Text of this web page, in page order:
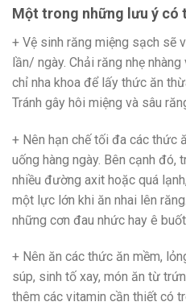
Một trong những lưu ý có
+ Vệ sinh răng miệng sạch sẽ
lần/ ngày. Chải răng nhẹ
chỉ nha khoa để lấy thức ăn
Tránh gây hôi miệng và sâu
+ Nên hạn chế tối đa các thức
uống hàng ngày. Bên cạnh đó,
nhiều đường axit hoặc quá
một lực lớn khi ăn nhai lên
những cơn đau nhức hay ê
+ Nên ăn các thức ăn mềm,
súp, sinh tố xay, món ăn từ
thêm các vitamin cần thiết có